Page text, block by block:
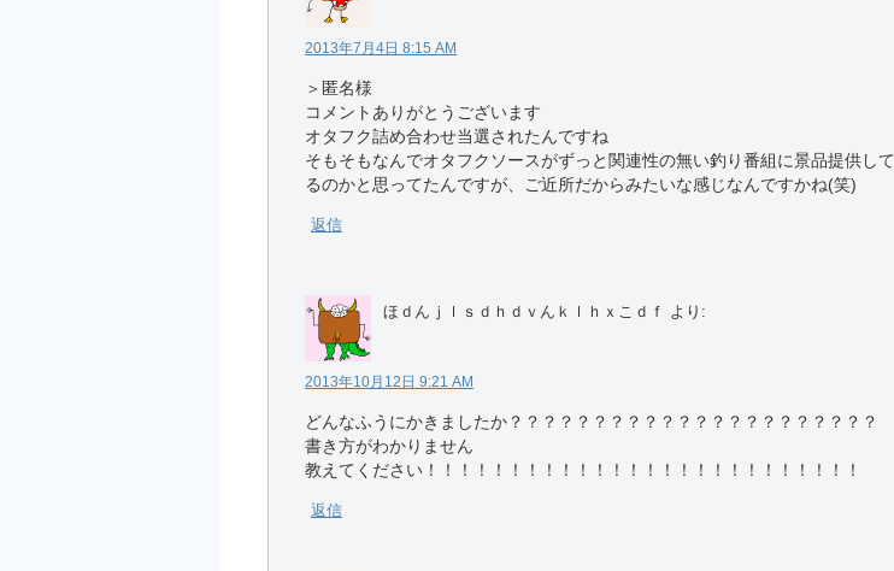
2013年7月4日 8:15 AM
＞匿名様
コメントありがとうございます
オタフク詰め合わせ当選されたんですね
そもそもなんでオタフクソースがずっと関連性の無い釣り番組に景品提供して
るのかと思ってたんですが、ご近所だからみたいな感じなんですかね(笑)
返信
ほｄんｊｌｓｄｈｄｖんｋｌｈｘこｄｆ より:
2013年10月12日 9:21 AM
どんなふうにかきましたか？？？？？？？？？？？？？？？？？？？？？？
書き方がわかりません
教えてください！！！！！！！！！！！！！！！！！！！！！！！！！！
返信